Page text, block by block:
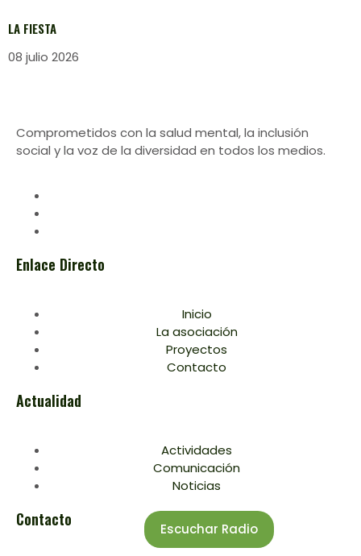
LA FIESTA
08 julio 2026
Comprometidos con la salud mental, la inclusión
social y la voz de la diversidad en todos los medios.
Enlace Directo
Inicio
La asociación
Proyectos
Contacto
Actualidad
Actividades
Comunicación
Noticias
Contacto Escuchar Radio